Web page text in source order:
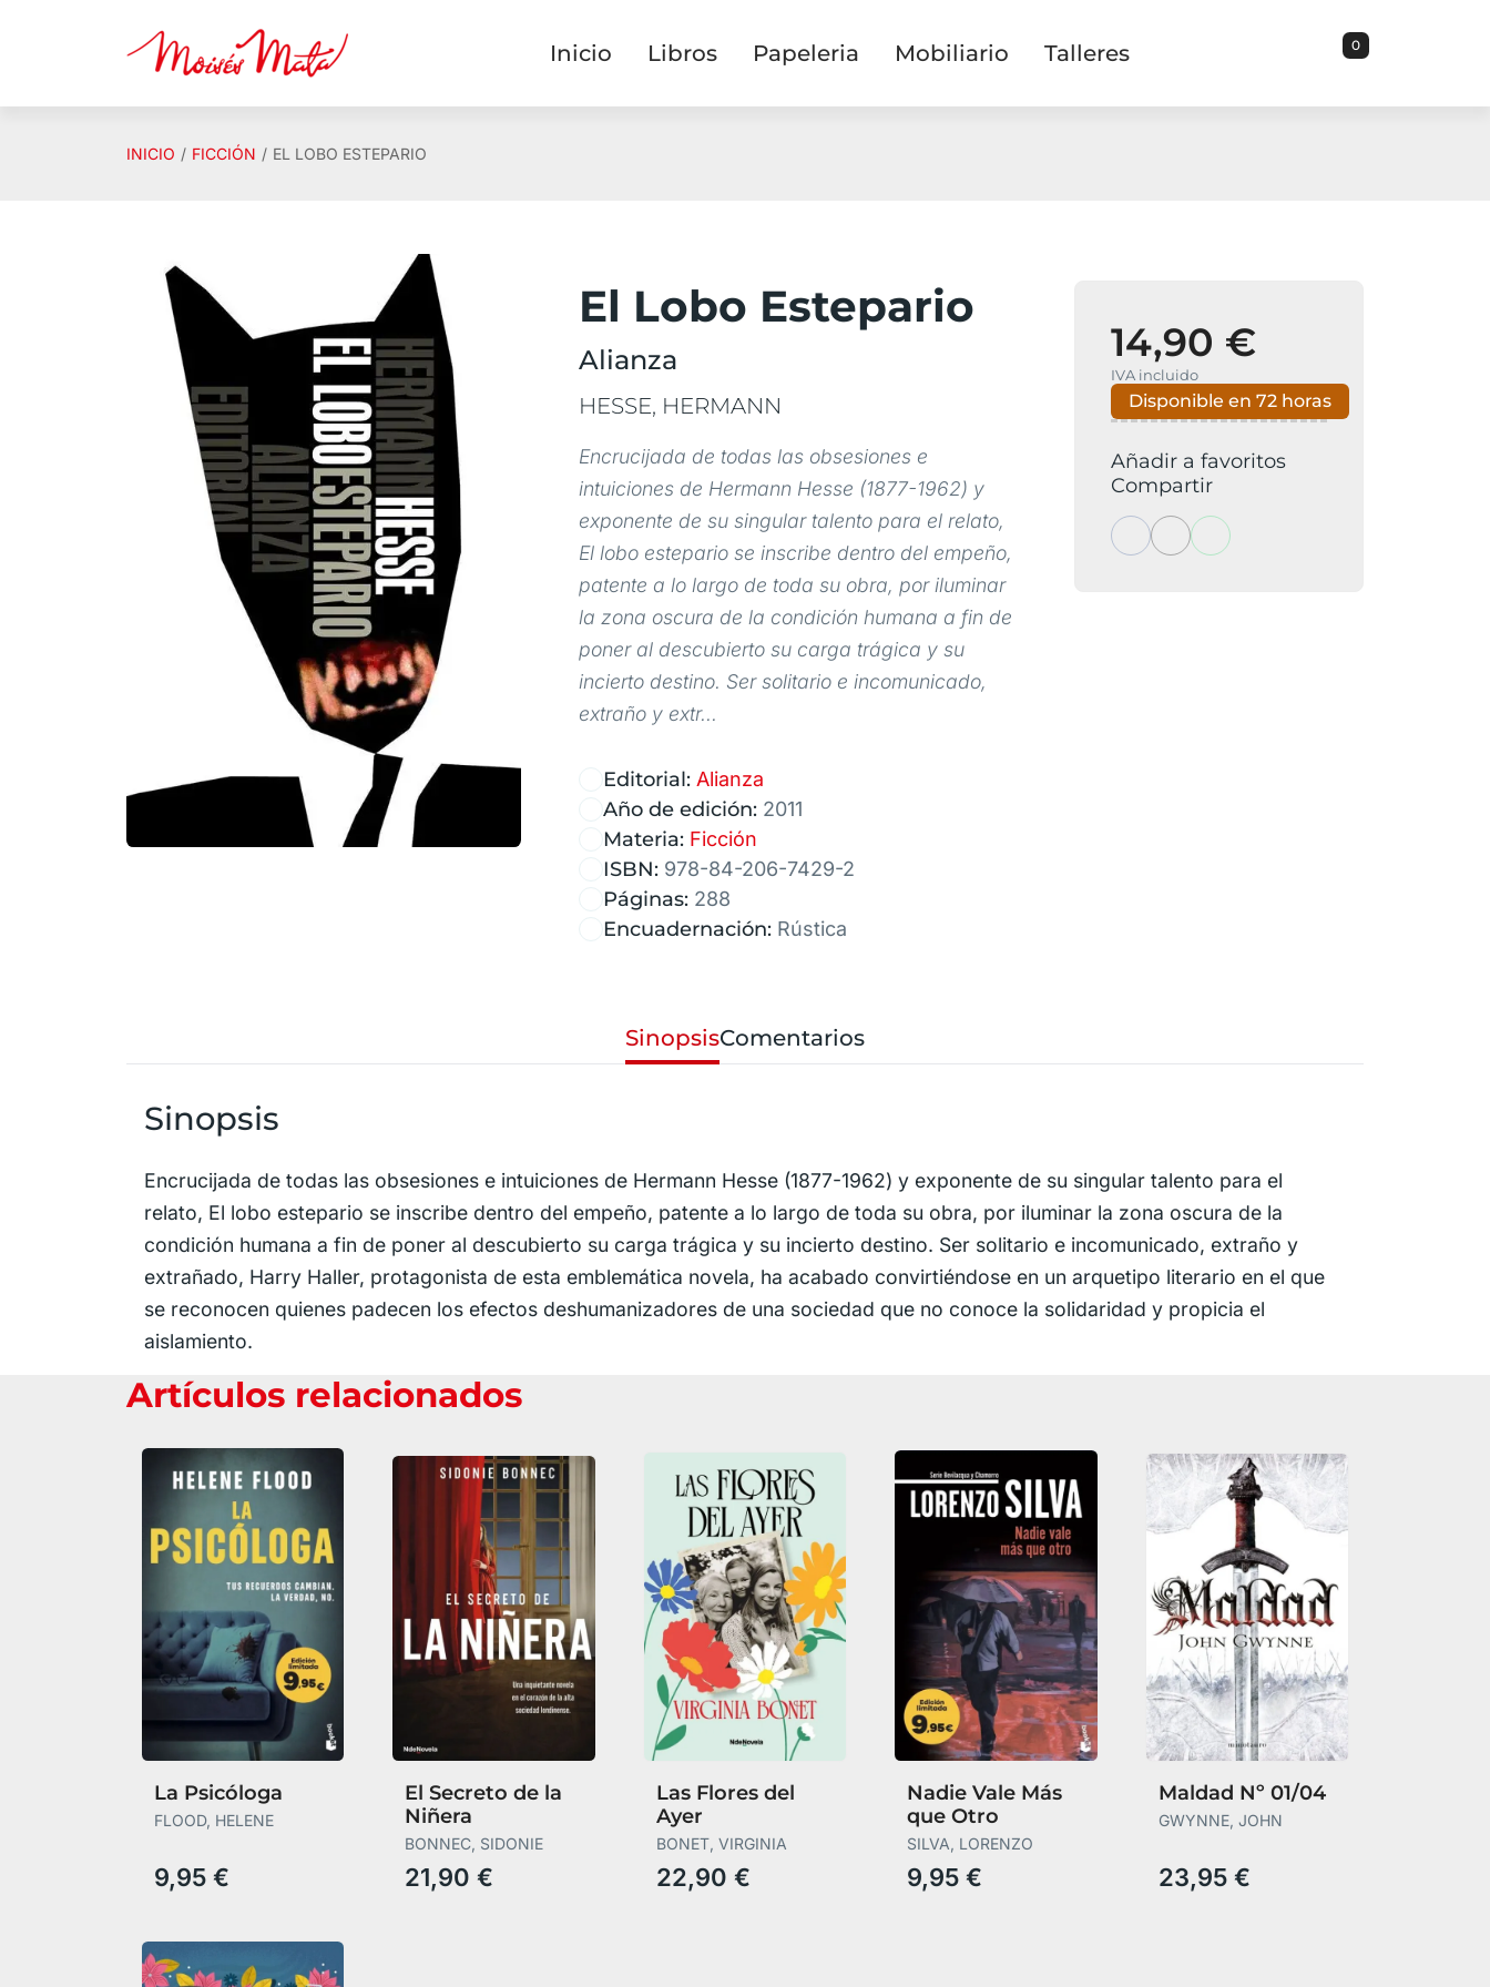
Inicio Libros Papeleria Mobiliario Talleres 0
INICIO FICCIÓN EL LOBO ESTEPARIO
El Lobo Estepario
Alianza
HESSE, HERMANN
Encrucijada de todas las obsesiones e
intuiciones de Hermann Hesse (1877-1962) y
exponente de su singular talento para el relato,
El lobo estepario se inscribe dentro del empeño,
patente a lo largo de toda su obra, por iluminar
la zona oscura de la condición humana a fin de
poner al descubierto su carga trágica y su
incierto destino. Ser solitario e incomunicado,
extraño y extr...
Editorial: Alianza
Año de edición: 2011
Materia: Ficción
ISBN: 978-84-206-7429-2
Páginas: 288
Encuadernación: Rústica
14,90 €
IVA incluido
Disponible en 72 horas
Añadir a favoritos
Compartir
SinopsisComentarios
Sinopsis
Encrucijada de todas las obsesiones e intuiciones de Hermann Hesse (1877-1962) y exponente de su singular talento para el
relato, El lobo estepario se inscribe dentro del empeño, patente a lo largo de toda su obra, por iluminar la zona oscura de la
condición humana a fin de poner al descubierto su carga trágica y su incierto destino. Ser solitario e incomunicado, extraño y
extrañado, Harry Haller, protagonista de esta emblemática novela, ha acabado convirtiéndose en un arquetipo literario en el que
se reconocen quienes padecen los efectos deshumanizadores de una sociedad que no conoce la solidaridad y propicia el
aislamiento.
Artículos relacionados
La Psicóloga
FLOOD, HELENE
9,95 €
El Secreto de la
Niñera
BONNEC, SIDONIE
21,90 €
Las Flores del
Ayer
BONET, VIRGINIA
22,90 €
Nadie Vale Más
que Otro
SILVA, LORENZO
9,95 €
Maldad Nº 01/04
GWYNNE, JOHN
23,95 €